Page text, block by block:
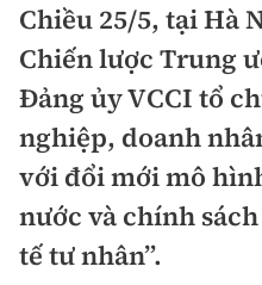
Xã hội
Chuyện dọc đường
Cải chính
Chỉ đạo điều hành
Quy hoạch kiến trúc
Vật liệu xây dựng
Giám định chất lượng
Giao thông
Quản lý
Đường bộ
Hàng không
Kinh tế
Thị trường
Tài chính
Pháp luật
Thanh tra
An toàn giao thông
Chiều 25/5, tại Hà
Chiến lược Trung
Đảng ủy VCCI tổ
nghiệp, doanh
với đổi mới mô
nước và chính
tế tư nhân”.